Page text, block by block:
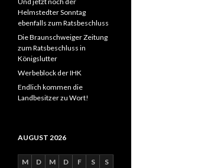
Helmstedter Sonntag
ebenfalls zum Ratsbeschluss
Die Braunschweiger Zeitung
zum Ratsbeschluss in
Königslutter
Werbeblock der IHK
Endlich kommen die
Landbesitzer zu Wort!
AUGUST 2026
M D M D F S
S